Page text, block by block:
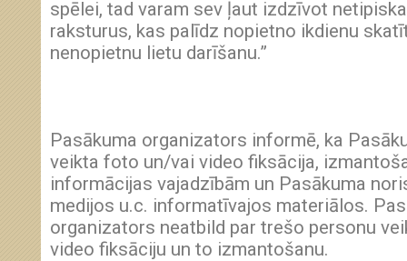
spēlei, tad varam sev ļaut izdzīvot
raksturus, kas palīdz nopietno ikdienu
nenopietnu lietu darīšanu.”
Pasākuma organizators informē, ka
veikta foto un/vai video fiksācija,
informācijas vajadzībām un Pasākuma
medijos u.c. informatīvajos materiālos.
organizators neatbild par trešo personu
video fiksāciju un to izmantošanu.